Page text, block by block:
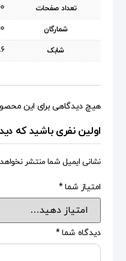
تعداد صفحات
شمارگان
شابک
هیچ دیدگاهی برای این
اولین نفری باشید که
نشانی ایمیل شما منتشر
امتیاز شما*
دیدگاه شما*